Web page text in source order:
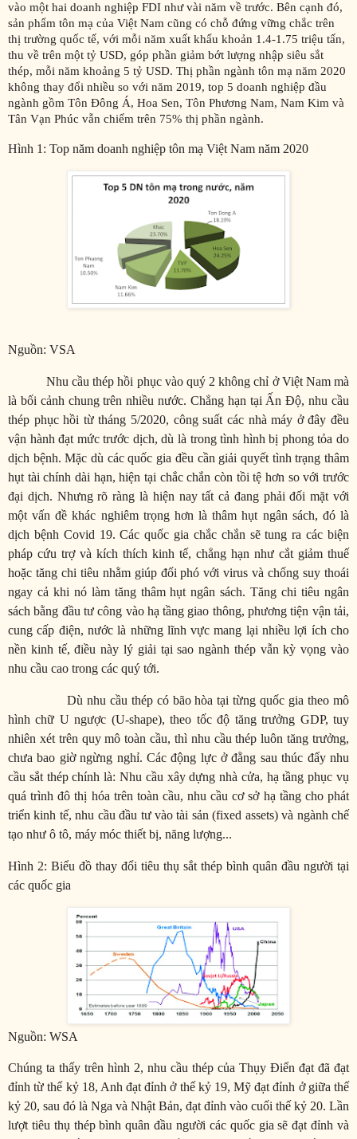
vào một hai doanh nghiệp FDI như vài năm về trước. Bên cạnh đó,
sản phẩm tôn mạ của Việt Nam cũng có chỗ đứng vững chắc trên
thị trường quốc tế, với mỗi năm xuất khẩu khoản 1.4-1.75 triệu tấn,
thu về trên một tỷ USD, góp phần giảm bớt lượng nhập siêu sắt
thép, mỗi năm khoảng 5 tỷ USD. Thị phần ngành tôn mạ năm 2020
không thay đổi nhiều so với năm 2019, top 5 doanh nghiệp đầu
ngành gồm Tôn Đông Á, Hoa Sen, Tôn Phương Nam, Nam Kim và
Tân Vạn Phúc vẫn chiếm trên 75% thị phần ngành.
Hình 1: Top năm doanh nghiệp tôn mạ Việt Nam năm 2020
Nguồn: VSA
Nhu cầu thép hồi phục vào quý 2 không chỉ ở Việt Nam mà
là bối cảnh chung trên nhiều nước. Chẳng hạn tại Ấn Độ, nhu cầu
thép phục hồi từ tháng 5/2020, công suất các nhà máy ở đây đều
vận hành đạt mức trước dịch, dù là trong tình hình bị phong tỏa do
dịch bệnh. Mặc dù các quốc gia đều cần giải quyết tình trạng thâm
hụt tài chính dài hạn, hiện tại chắc chắn còn tồi tệ hơn so với trước
đại dịch. Nhưng rõ ràng là hiện nay tất cả đang phải đối mặt với
một vấn đề khác nghiêm trọng hơn là thâm hụt ngân sách, đó là
dịch bệnh Covid 19. Các quốc gia chắc chắn sẽ tung ra các biện
pháp cứu trợ và kích thích kinh tế, chẳng hạn như cắt giảm thuế
hoặc tăng chi tiêu nhằm giúp đối phó với virus và chống suy thoái
ngay cả khi nó làm tăng thâm hụt ngân sách. Tăng chi tiêu ngân
sách bằng đầu tư công vào hạ tầng giao thông, phương tiện vận tải,
cung cấp điện, nước là những lĩnh vực mang lại nhiều lợi ích cho
nền kinh tế, điều này lý giải tại sao ngành thép vẫn kỳ vọng vào
nhu cầu cao trong các quý tới.
Dù nhu cầu thép có bão hòa tại từng quốc gia theo mô
hình chữ U ngược (U-shape), theo tốc độ tăng trưởng GDP, tuy
nhiên xét trên quy mô toàn cầu, thì nhu cầu thép luôn tăng trưởng,
chưa bao giờ ngừng nghỉ. Các động lực ở đằng sau thúc đẩy nhu
cầu sắt thép chính là: Nhu cầu xây dựng nhà cửa, hạ tầng phục vụ
quá trình đô thị hóa trên toàn cầu, nhu cầu cơ sở hạ tầng cho phát
triển kinh tế, nhu cầu đầu tư vào tài sản (fixed assets) và ngành chế
tạo như ô tô, máy móc thiết bị, năng lượng...
Hình 2: Biểu đồ thay đổi tiêu thụ sắt thép bình quân đầu người tại
các quốc gia
Nguồn: WSA
Chúng ta thấy trên hình 2, nhu cầu thép của Thụy Điển đạt đã đạt
đỉnh từ thế kỷ 18, Anh đạt đỉnh ở thế kỷ 19, Mỹ đạt đỉnh ở giữa thế
kỷ 20, sau đó là Nga và Nhật Bản, đạt đỉnh vào cuối thế kỷ 20. Lần
lượt tiêu thụ thép bình quân đầu người các quốc gia sẽ đạt đỉnh và